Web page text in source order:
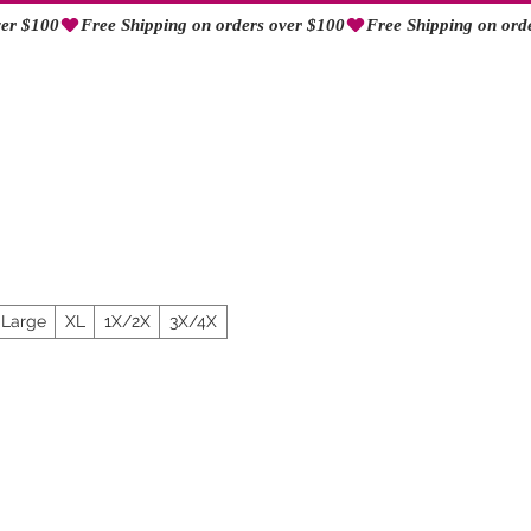
Large XL 1X/2X 3X/4X